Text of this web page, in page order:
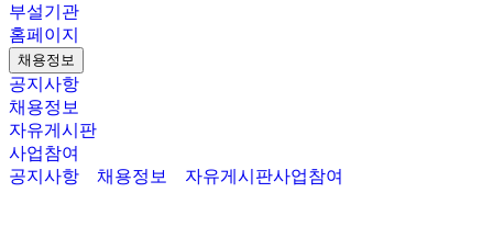
부설기관
홈페이지
채용정보
공지사항
채용정보
자유게시판
사업참여
공지사항
채용정보 자유게시판사업참여